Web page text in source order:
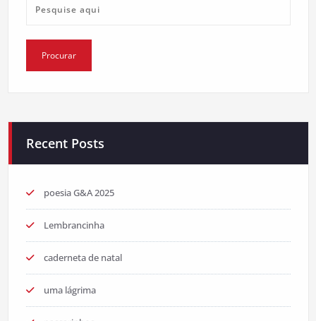
Recent Posts
poesia G&A 2025
Lembrancinha
caderneta de natal
uma lágrima